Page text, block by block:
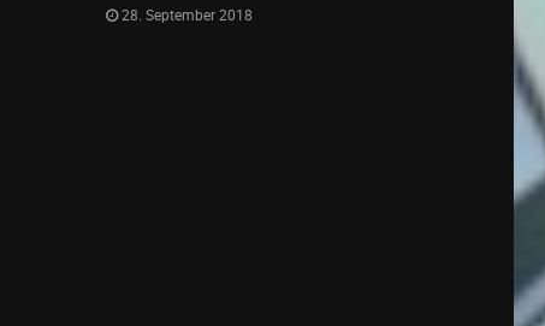
28. September 2018